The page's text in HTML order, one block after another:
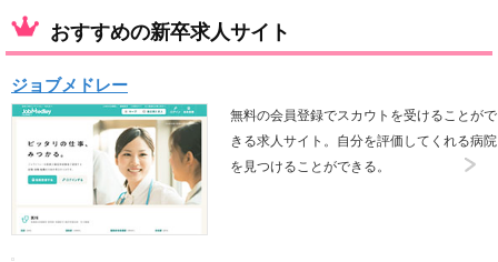
おすすめの新卒求人サイト
ジョブメドレー
無料の会員登録でスカウトを受けることがで
きる求人サイト。自分を評価してくれる病院
を見つけることができる。